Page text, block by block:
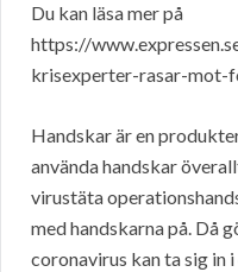
Du kan läsa mer på
https://
krisexperter-rasar-mot-
Handskar är en
använda handskar
virustäta
med handskarna på. Då
coronavirus kan ta sig in